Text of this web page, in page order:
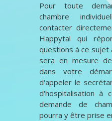
Pour toute
chambre
contacter
Happytal qui
questions à ce sujet
sera en mesure
dans votre
d'appeler le
d'hospitalisation à
demande de
pourra y être prise